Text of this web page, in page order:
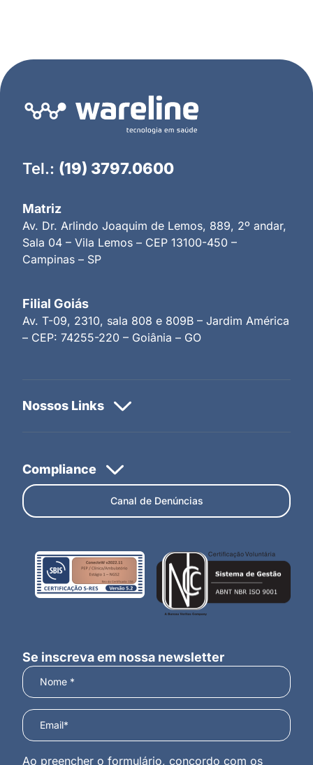
Tel.: (19) 3797.0600
Matriz
Av. Dr. Arlindo Joaquim de Lemos, 889, 2º andar,
Sala 04 – Vila Lemos – CEP 13100-450 –
Campinas – SP
Filial Goiás
Av. T-09, 2310, sala 808 e 809B – Jardim América
– CEP: 74255-220 – Goiânia – GO
Canal de Denúncias
Se inscreva em nossa newsletter
Ao preencher o formulário, concordo com os